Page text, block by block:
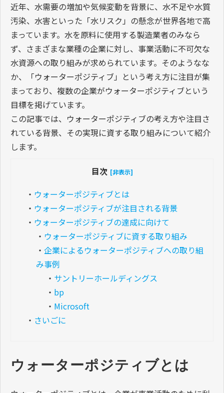
近年、水需要の増加や気候変動を背景に、水不足や水質
汚染、水害といった「水リスク」の懸念が世界各地で高
まっています。水を原料に使用する製造業者のみなら
ず、さまざまな業種の企業に対し、事業活動に不可欠な
水資源への取り組みが求められています。そのようなな
か、「ウォーターポジティブ」という考え方に注目が集
まっており、複数の企業がウォーターポジティブという
目標を掲げています。
この記事では、ウォーターポジティブの考え方や注目さ
れている背景、その実現に資する取り組みについて紹介
します。
目次 [非表示]
・ ウォーターポジティブとは
・ ウォーターポジティブが注目される背景
・ ウォーターポジティブの達成に向けて
・ ウォーターポジティブに資する取り組み
・ 企業によるウォーターポジティブへの取り組
み事例
・ サントリーホールディングス
・ bp
・ Microsoft
・ さいごに
ウォーターポジティブとは